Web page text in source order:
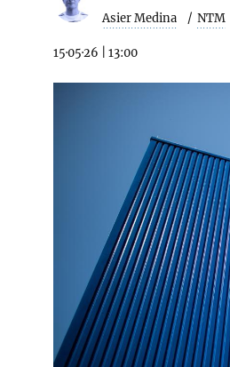
Asier Medina NTM
15·05·26 13:00